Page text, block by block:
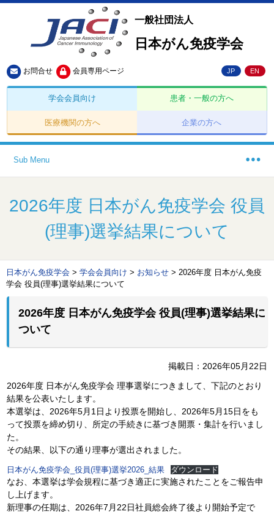
一般社団法人
日本がん免疫学会
お問合せ 会員専用ページ JP EN
学会会員向け 患者・一般の方へ
医療機関の方へ 企業の方へ
Sub Menu
2026年度 日本がん免疫学会 役員
(理事)選挙結果について
日本がん免疫学会 >学会会員向け > お知らせ >2026年度 日本がん免疫
学会 役員(理事)選挙結果について
2026年度 日本がん免疫学会 役員(理事)選挙結果に
ついて
掲載日：2026年05月22日
2026年度 日本がん免疫学会 理事選挙につきまして、下記のとおり
結果を公表いたします。
本選挙は、2026年5月1日より投票を開始し、2026年5月15日をも
って投票を締め切り、所定の手続きに基づき開票・集計を行いまし
た。
その結果、以下の通り理事が選出されました。
日本がん免疫学会_役員(理事)選挙2026_結果 ダウンロード
なお、本選挙は学会規程に基づき適正に実施されたことをご報告申
し上げます。
新理事の任期は、2026年7月22日社員総会終了後より開始予定で